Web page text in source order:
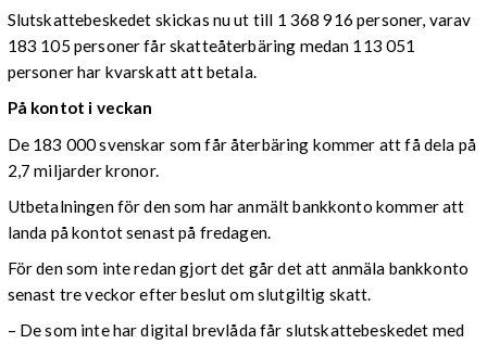
Slutskattebeskedet skickas nu ut till 1 368 916 personer, varav
183 105 personer får skatteåterbäring medan 113 051
personer har kvarskatt att betala.
På kontot i veckan
De 183 000 svenskar som får återbäring kommer att få dela på
2,7 miljarder kronor.
Utbetalningen för den som har anmält bankkonto kommer att
landa på kontot senast på fredagen.
För den som inte redan gjort det går det att anmäla bankkonto
senast tre veckor efter beslut om slutgiltig skatt.
– De som inte har digital brevlåda får slutskattebeskedet med